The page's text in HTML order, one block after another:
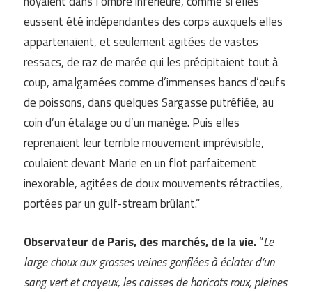
eussent été indépendantes des corps auxquels elles
appartenaient, et seulement agitées de vastes
ressacs, de raz de marée qui les précipitaient tout à
coup, amalgamées comme d’immenses bancs d’œufs
de poissons, dans quelques Sargasse putréfiée, au
coin d’un étalage ou d’un manège. Puis elles
reprenaient leur terrible mouvement imprévisible,
coulaient devant Marie en un flot parfaitement
inexorable, agitées de doux mouvements rétractiles,
portées par un gulf-stream brûlant.”
Observateur de Paris, des marchés, de la vie.“Le
large choux aux grosses veines gonflées à éclater d’un
sang vert et crayeux, les caisses de haricots roux, pleines